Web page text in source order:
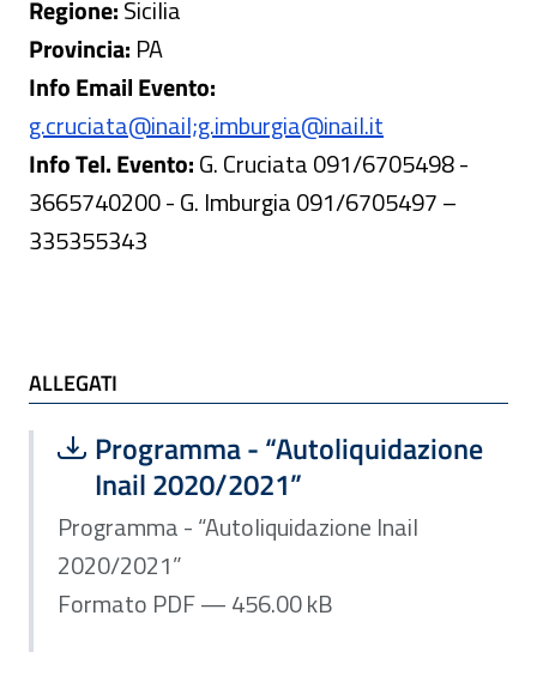
Regione:Sicilia
Provincia: PA
Info Email Evento:
g.cruciata@inail;g.imburgia@inail.it
Info Tel. Evento:G. Cruciata 091/6705498 -
3665740200 - G. Imburgia 091/6705497 –
335355343
ALLEGATI e TI POTREBBE INTERESSARE
ALLEGATI
Scarica file:
Programma - “Autoliquidazione
Inail 2020/2021”
Formato PDF — Dimensione 456.00 kB
Programma - “Autoliquidazione Inail
2020/2021”
Formato PDF — 456.00 kB